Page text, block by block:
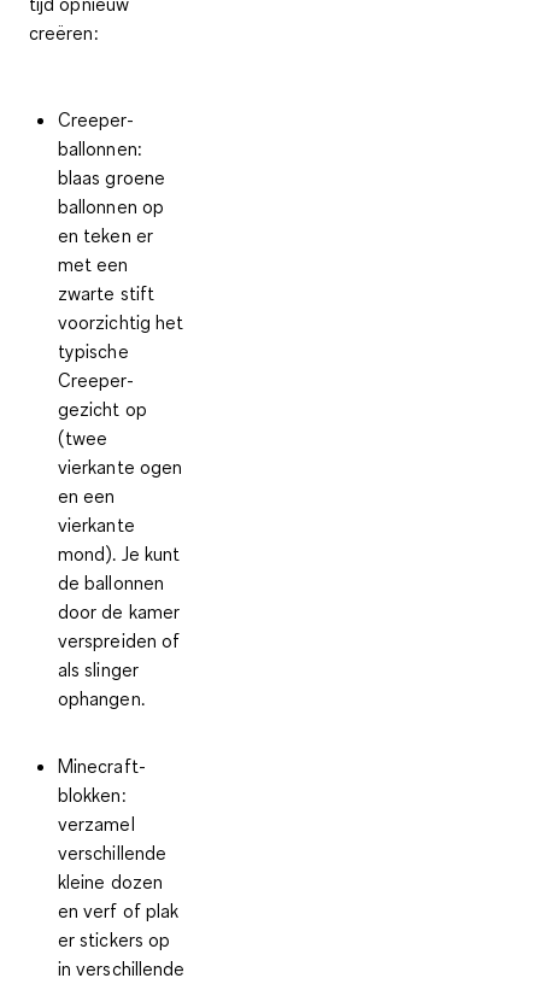
creëren:
Creeper-
ballonnen:
blaas groene
ballonnen op
en teken er
met een
zwarte stift
voorzichtig het
typische
Creeper-
gezicht op
(twee
vierkante ogen
en een
vierkante
mond). Je kunt
de ballonnen
door de kamer
verspreiden of
als slinger
ophangen.
Minecraft-
blokken:
verzamel
verschillende
kleine dozen
en verf of plak
er stickers op
in verschillende